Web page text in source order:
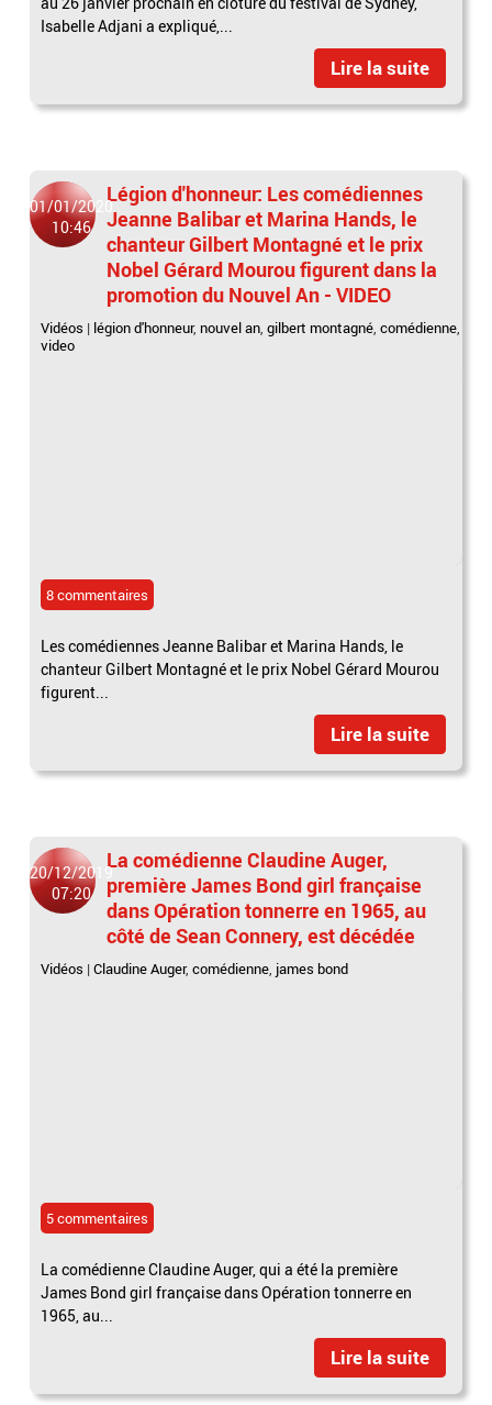
Isabelle Adjani a expliqué,...
Lire la suite
01/01/2020
10:46
Légion d'honneur: Les comédiennes
Jeanne Balibar et Marina Hands, le
chanteur Gilbert Montagné et le prix
Nobel Gérard Mourou figurent dans la
promotion du Nouvel An - VIDEO
Vidéos | légion d'honneur, nouvel an,gilbert montagné,comédienne,
video
8 commentaires
Les comédiennes Jeanne Balibar et Marina Hands, le
chanteur Gilbert Montagné et le prix Nobel Gérard Mourou
figurent...
Lire la suite
20/12/2019
07:20
La comédienne Claudine Auger,
première James Bond girl française
dans Opération tonnerre en 1965, au
côté de Sean Connery, est décédée
Vidéos |Claudine Auger,comédienne, james bond
5 commentaires
La comédienne Claudine Auger, qui a été la première
James Bond girl française dans Opération tonnerre en
1965, au...
Lire la suite